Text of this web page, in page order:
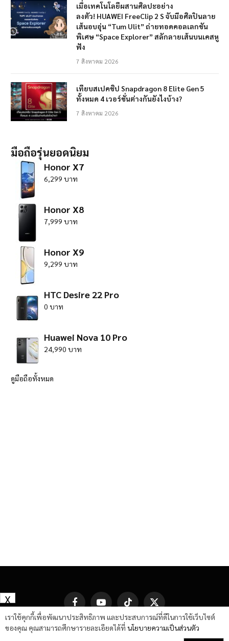
เมื่อเทคโนโลยีผสานศิลปะอย่าง
ลงตัว! HUAWEI FreeClip 2 S จับมือศิลปินลาย
เส้นอบอุ่น “Tum Ulit” ถ่ายทอดคอลเลกชัน
พิเศษ “Space Explorer” สลักลายเส้นบนเคสหู
ฟัง
7 สิงหาคม 2026
เทียบสเปคชิป Snapdragon 8 Elite Gen 5
ทั้งหมด 4 เวอร์ชั่นต่างกันยังไงบ้าง?
7 สิงหาคม 2026
มือถือรุ่นยอดนิยม
Honor X7
6,299 บาท
Honor X8
7,999 บาท
Honor X9
9,299 บาท
HTC Desire 22 Pro
0 บาท
Huawei Nova 10 Pro
24,990 บาท
ดูมือถือทั้งหมด
FacebookYouTube TikTok
X
(Twitter)
เราใช้คุกกี้เพื่อพัฒนาประสิทธิภาพ และประสบการณ์ที่ดีในการใช้เว็บไซต์
ของคุณ คุณสามารถศึกษารายละเอียดได้ที่ นโยบายความเป็นส่วนตัว
X